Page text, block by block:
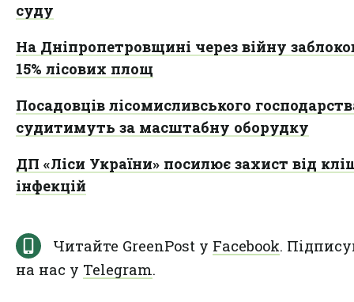
суду
На Дніпропетровщині через війну
15% лісових площ
Посадовців лісомисливського
судитимуть за масштабну оборудку
ДП «Ліси України» посилює захист від
інфекцій
Читайте GreenPost у Facebook.
на нас у Telegram.